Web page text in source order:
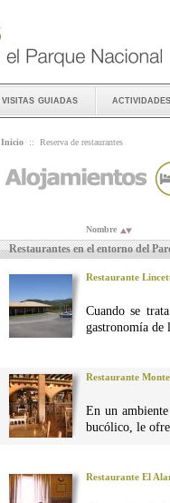
visitas guiadas actividades
Inicio :: Reserva de restaurantes
Nombre
Restaurantes en el entorno del
Restaurante
Cuando se
gastronomía de
Restaurante
En un
bucólico, le
Restaurante El